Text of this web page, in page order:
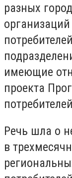
разных
имеющие
проекта
Речь шла о
в